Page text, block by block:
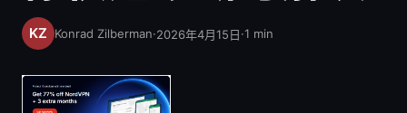
Konrad Zilberman·2026年4月15日·1 min